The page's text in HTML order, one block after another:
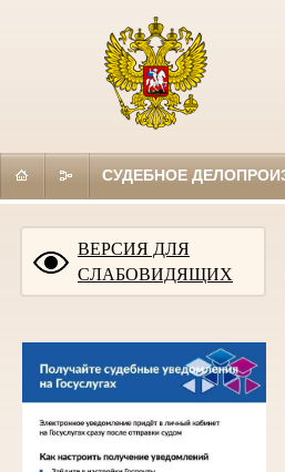
СУДЕБНОЕ
ВЕРСИЯ ДЛЯ
СЛАБОВИДЯЩИХ